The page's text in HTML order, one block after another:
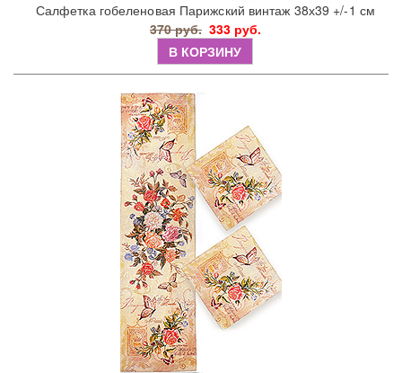
Салфетка гобеленовая Парижский винтаж 38х39 +/-1 см
370 руб. 333 руб.
В КОРЗИНУ